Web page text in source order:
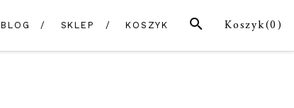
Koszyk(0)
SZUKAJ
BLOG SKLEP KOSZYK